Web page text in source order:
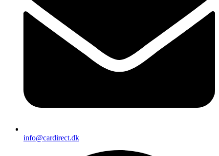
info@cardirect.dk